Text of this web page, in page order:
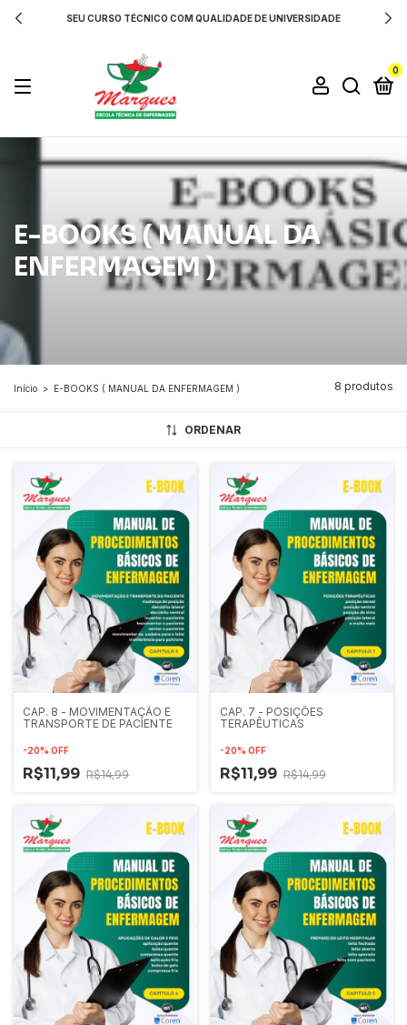
SEU CURSO TÉCNICO COM QUALIDADE DE UNIVERSIDADE
0
E-BOOKS ( MANUAL DA
ENFERMAGEM )
Início > E-BOOKS ( MANUAL DA ENFERMAGEM ) 8 produtos
ORDENAR
CAP. 8 - MOVIMENTAÇÃO E
TRANSPORTE DE PACIENTE
-20% OFF
R$11,99 R$14,99
CAP. 7 - POSIÇÕES
TERAPÊUTICAS
-20% OFF
R$11,99 R$14,99